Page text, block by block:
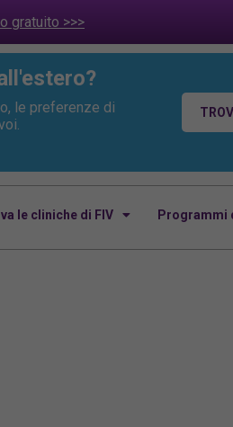
gratuito >>>
le preferenze di
le cliniche di FIV Programmi